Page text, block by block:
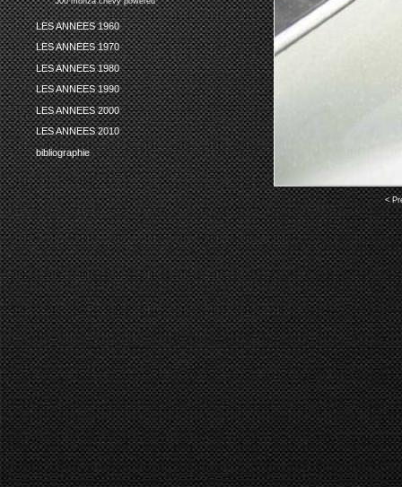
LES ANNEES 1960
LES ANNEES 1970
LES ANNEES 1980
LES ANNEES 1990
LES ANNEES 2000
LES ANNEES 2010
bibliographie
<